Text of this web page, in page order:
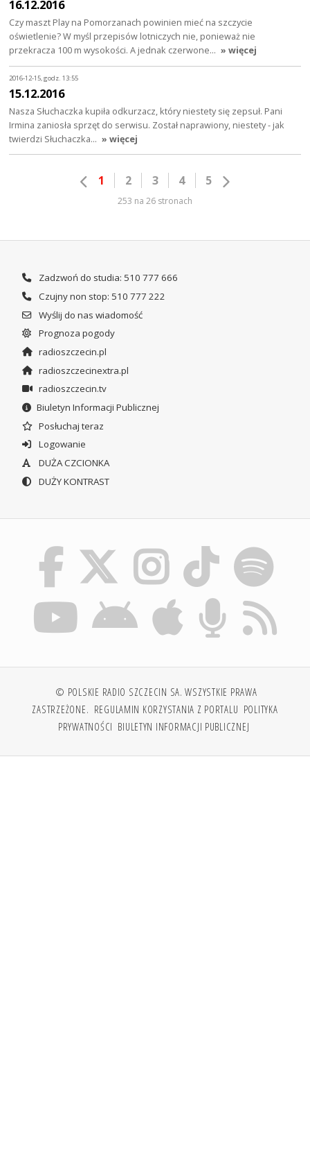
16.12.2016
Czy maszt Play na Pomorzanach powinien mieć na szczycie
oświetlenie? W myśl przepisów lotniczych nie, ponieważ nie
przekracza 100 m wysokości. A jednak czerwone… » więcej
2016-12-15, godz. 13:55
15.12.2016
Nasza Słuchaczka kupiła odkurzacz, który niestety się zepsuł. Pani
Irmina zaniosła sprzęt do serwisu. Został naprawiony, niestety - jak
twierdzi Słuchaczka… » więcej
1 2 3 4 5
253 na 26 stronach
Zadzwoń do studia: 510 777 666
Czujny non stop: 510 777 222
Wyślij do nas wiadomość
Prognoza pogody
radioszczecin.pl
radioszczecinextra.pl
radioszczecin.tv
Biuletyn Informacji Publicznej
Posłuchaj teraz
Logowanie
DUŻA CZCIONKA
DUŻY KONTRAST
© POLSKIE RADIO SZCZECIN SA. WSZYSTKIE PRAWA
ZASTRZEŻONE. REGULAMIN KORZYSTANIA Z PORTALU POLITYKA
PRYWATNOŚCI BIULETYN INFORMACJI PUBLICZNEJ